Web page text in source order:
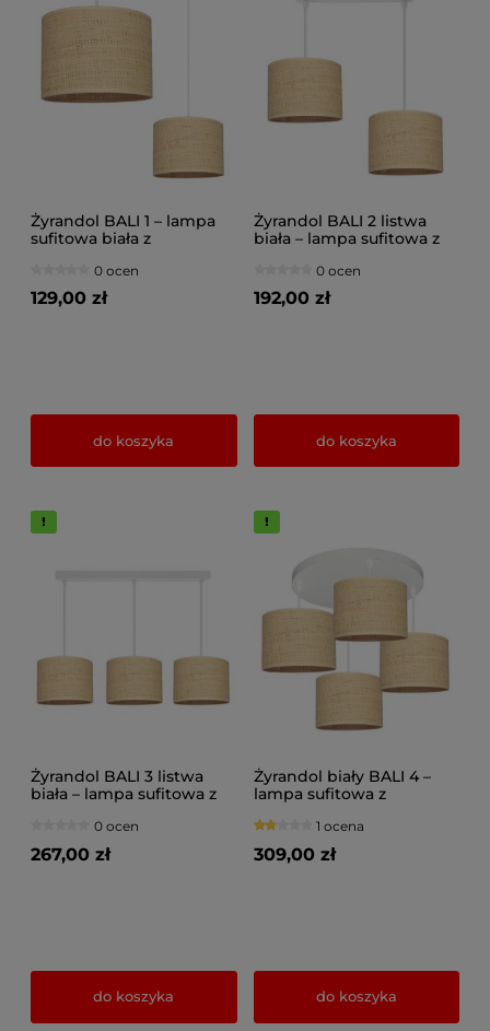
Żyrandol BALI 1 – lampa
sufitowa biała z
0 ocen
129,00 zł
do koszyka
Żyrandol BALI 2 listwa
biała – lampa sufitowa z
0 ocen
192,00 zł
do koszyka
Żyrandol BALI 3 listwa
biała – lampa sufitowa z
7423/2-B0 ocen
267,00 zł
do koszyka
Żyrandol biały BALI 4 –
lampa sufitowa z
7424-B
1 ocena
309,00 zł
do koszyka